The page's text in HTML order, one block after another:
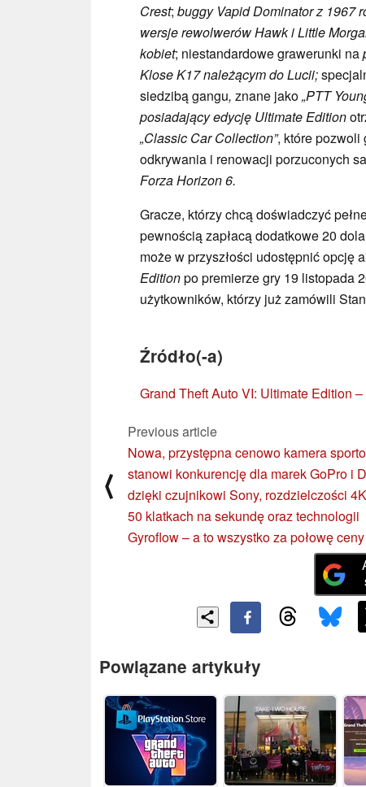
Crest; buggy Vapid Dominator z 1967
wersje rewolwerów Hawk i Little
kobiet; niestandardowe grawerunki na
Klose K17 należącym do Lucii;
siedzibą gangu, znane jako„PTT
posiadający edycję Ultimate Edition
„Classic Car Collection”, które pozwoli
odkrywania i renowacji porzuconych
Forza Horizon 6.
Gracze, którzy chcą doświadczyć
pewnością zapłacą dodatkowe 20
może w przyszłości udostępnić opcję
Editionpo premierze gry 19 listopada
użytkowników, którzy już zamówili
Źródło(-a)
Grand Theft Auto VI: Ultimate Edition
⟨
Previous article
Nowa, przystępna cenowo kamera
stanowi konkurencję dla marek GoPro i
dzięki czujnikowi Sony, rozdzielczości
50 klatkach na sekundę oraz technologii
Gyroflow – a to wszystko za połowę ceny
Powiązane artykuły